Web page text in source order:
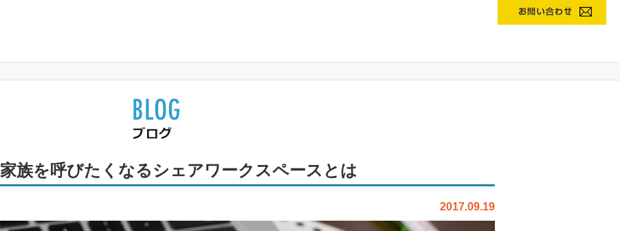
家族を呼びたくなるシェアワークスペースとは
2017.09.19